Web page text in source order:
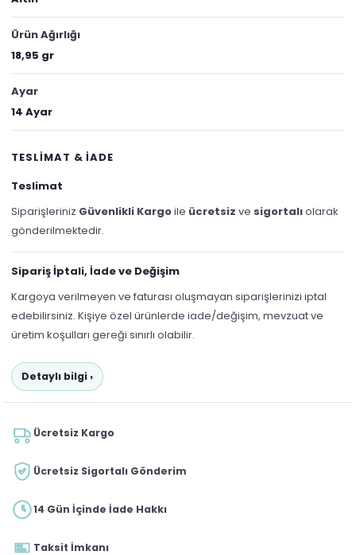
Ürün Ağırlığı
18,95 gr
Ayar
14 Ayar
TESLİMAT & İADE
Teslimat
Siparişleriniz Güvenlikli Kargoile ücretsiz ve sigortalıolarak
gönderilmektedir.
Sipariş İptali, İade ve Değişim
Kargoya verilmeyen ve faturası oluşmayan siparişlerinizi iptal
edebilirsiniz. Kişiye özel ürünlerde iade/değişim, mevzuat ve
üretim koşulları gereği sınırlı olabilir.
Detaylı bilgi ›
Ücretsiz Kargo
Ücretsiz Sigortalı Gönderim
14 Gün İçinde İade Hakkı
Taksit İmkanı